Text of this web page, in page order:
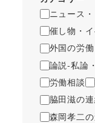
ニュース
催し物・
外国の労
論説-私論
労働相談
脇田滋の
森岡孝二